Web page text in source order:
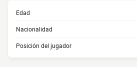
Edad
Nacionalidad
Posición del jugador